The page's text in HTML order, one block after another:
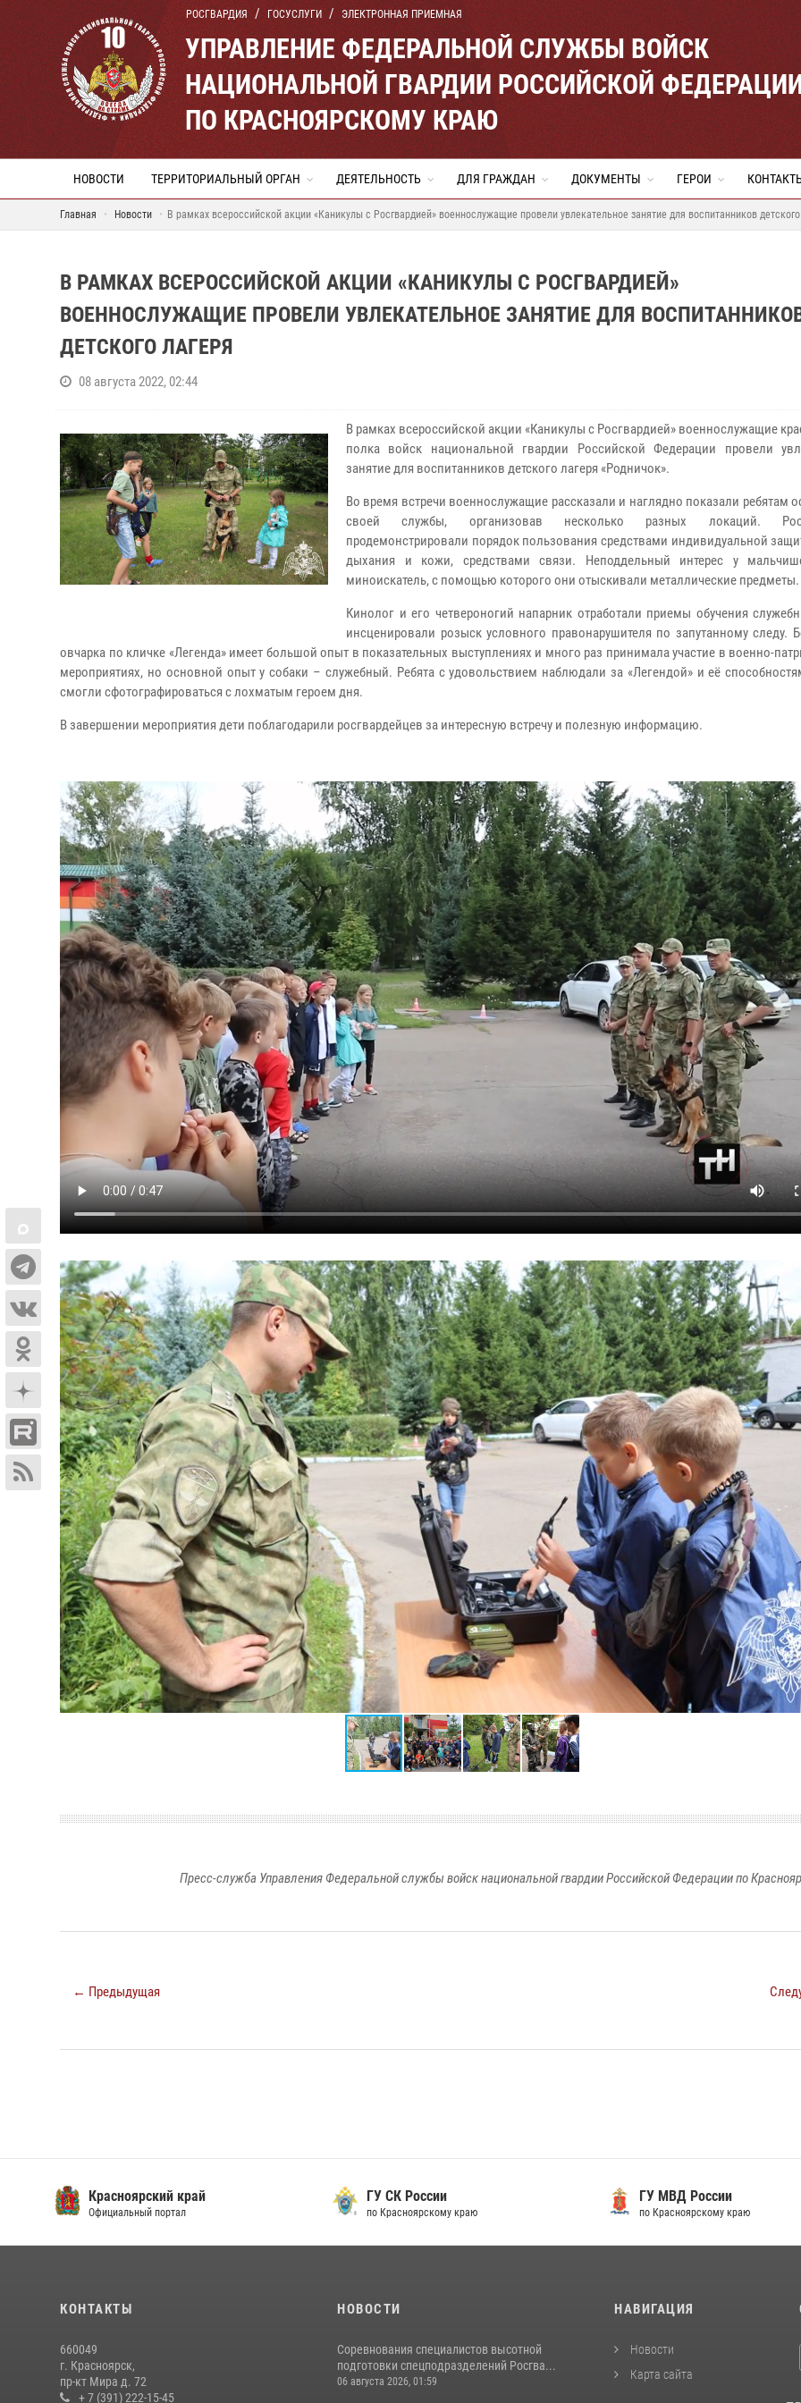
РОСГВАРДИЯ ГОСУСЛУГИ ЭЛЕКТРОННАЯ ПРИЕМНАЯ
УПРАВЛЕНИЕ ФЕДЕРАЛЬНОЙ СЛУЖБЫ ВОЙСК
НАЦИОНАЛЬНОЙ ГВАРДИИ РОССИЙСКОЙ
ПО КРАСНОЯРСКОМУ КРАЮ
НОВОСТИ ТЕРРИТОРИАЛЬНЫЙ ОРГАН ДЕЯТЕЛЬНОСТЬ ДЛЯ ГРАЖДАН ДОКУМЕНТЫ ГЕРОИ
Главная Новости В рамках всероссийской акции «Каникулы с Росгвардией» военнослужащие провели увлекательное занятие для воспитанников детского
В РАМКАХ ВСЕРОССИЙСКОЙ АКЦИИ «КАНИКУЛЫ С РОСГВАРДИЕЙ»
ВОЕННОСЛУЖАЩИЕ ПРОВЕЛИ УВЛЕКАТЕЛЬНОЕ ЗАНЯТИЕ ДЛЯ
ДЕТСКОГО ЛАГЕРЯ
08 августа 2022, 02:44
В рамках всероссийской акции «Каникулы с Росгвардией» военнослужащие
полка войск национальной гвардии Российской Федерации провели
занятие для воспитанников детского лагеря «Родничок».
Во время встречи военнослужащие рассказали и наглядно показали ребятам
своей службы, организовав несколько разных локаций.
продемонстрировали порядок пользования средствами индивидуальной
дыхания и кожи, средствами связи. Неподдельный интерес у
миноискатель, с помощью которого они отыскивали металлические предметы.
Кинолог и его четвероногий напарник отработали приемы обучения
инсценировали розыск условного правонарушителя по запутанному следу.
овчарка по кличке «Легенда» имеет большой опыт в показательных выступлениях и много раз принимала участие в военно-
мероприятиях, но основной опыт у собаки – служебный. Ребята с удовольствием наблюдали за «Легендой» и её
смогли сфотографироваться с лохматым героем дня.
В завершении мероприятия дети поблагодарили росгвардейцев за интересную встречу и полезную информацию.
Пресс-служба Управления Федеральной службы войск национальной гвардии Российской Федерации по
← Предыдущая
Красноярский край
Официальный портал
ГУ СК России
по Красноярскому краю
ГУ МВД России
по Красноярскому краю
КОНТАКТЫ
660049
г. Красноярск,
пр-кт Мира д. 72
+ 7 (391) 222-15-45
НОВОСТИ
Соревнования специалистов высотной
подготовки спецподразделений Росгва...
06 августа 2026, 01:59
НАВИГАЦИЯ
Новости
Карта сайта